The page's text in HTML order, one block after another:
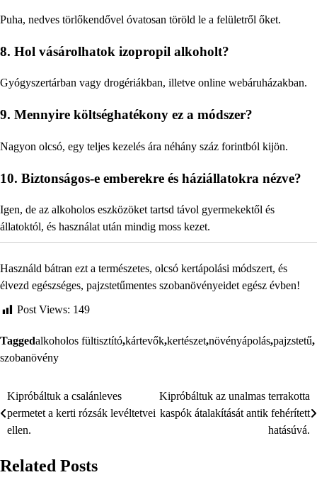
Puha, nedves törlőkendővel óvatosan töröld le a felületről őket.
8. Hol vásárolhatok izopropil alkoholt?
Gyógyszertárban vagy drogériákban, illetve online webáruházakban.
9. Mennyire költséghatékony ez a módszer?
Nagyon olcsó, egy teljes kezelés ára néhány száz forintból kijön.
10. Biztonságos-e emberekre és háziállatokra nézve?
Igen, de az alkoholos eszközöket tartsd távol gyermekektől és
állatoktól, és használat után mindig moss kezet.
Használd bátran ezt a természetes, olcsó kertápolási módszert, és
élvezd egészséges, pajzstetűmentes szobanövényeidet egész évben!
Post Views: 149
Taggedalkoholos fültisztító,kártevők,kertészet,növényápolás,pajzstetű,
szobanövény
Bejegyzés
navigáció
Kipróbáltuk a csalánleves
permetet a kerti rózsák levéltetvei
ellen.
Kipróbáltuk az unalmas terrakotta
kaspók átalakítását antik fehérített
hatásúvá.
Related Posts